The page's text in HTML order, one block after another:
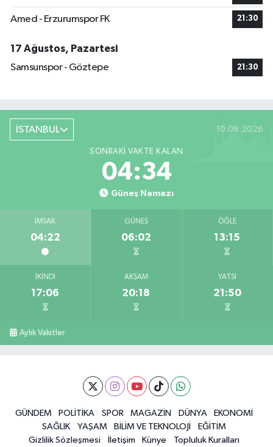
Amed - Erzurumspor FK 21:30
17 Ağustos, Pazartesi
Samsunspor - Göztepe
21:30
İSTANBUL 10.08.2026
SONRAKI VAKTE KALAN
04:33
Güneş Namazı
İMSAK
04:22
GÜNEŞ
06:02
ÖĞLE
13:15
İKINDI
17:06
AKŞAM
20:18
YATSI
21:50
Aylık Vakitler
GÜNDEM POLİTİKA SPOR MAGAZİN DÜNYA
EKONOMİ
SAĞLIK
YAŞAM BİLİM VE TEKNOLOJİ
EĞİTİM
Gizlilik Sözleşmesi
İletişim Künye
Topluluk Kuralları